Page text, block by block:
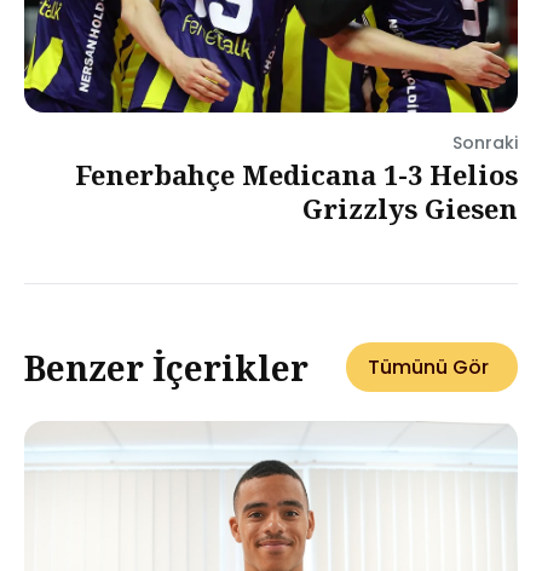
Sonraki
Fenerbahçe Medicana 1-3 Helios
Grizzlys Giesen
Benzer İçerikler Tümünü Gör